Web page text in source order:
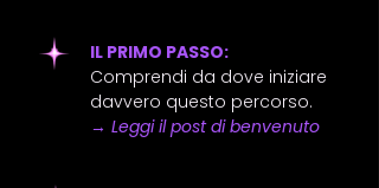
IL PRIMO PASSO:
Comprendi da dove iniziare
davvero questo percorso.
→ Leggi il post di benvenuto